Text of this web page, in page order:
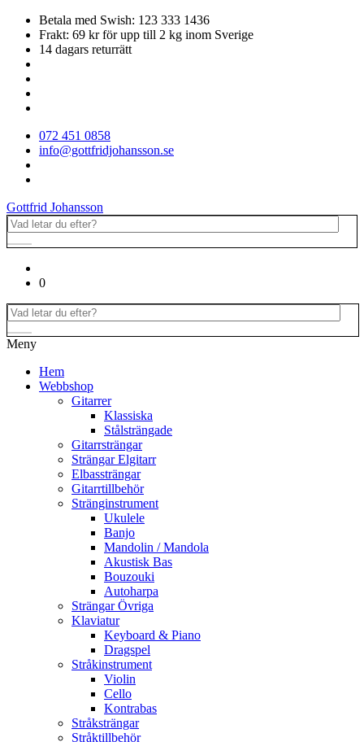
Betala med Swish: 123 333 1436
Frakt: 69 kr för upp till 2 kg inom Sverige
14 dagars returrätt
072 451 0858
info@gottfridjohansson.se
Gottfrid Johansson
0
Meny
Hem
Webbshop
Gitarrer
Klassiska
Stålsträngade
Gitarrsträngar
Strängar Elgitarr
Elbassträngar
Gitarrtillbehör
Stränginstrument
Ukulele
Banjo
Mandolin / Mandola
Akustisk Bas
Bouzouki
Autoharpa
Strängar Övriga
Klaviatur
Keyboard & Piano
Dragspel
Stråkinstrument
Violin
Cello
Kontrabas
Stråksträngar
Stråktillbehör